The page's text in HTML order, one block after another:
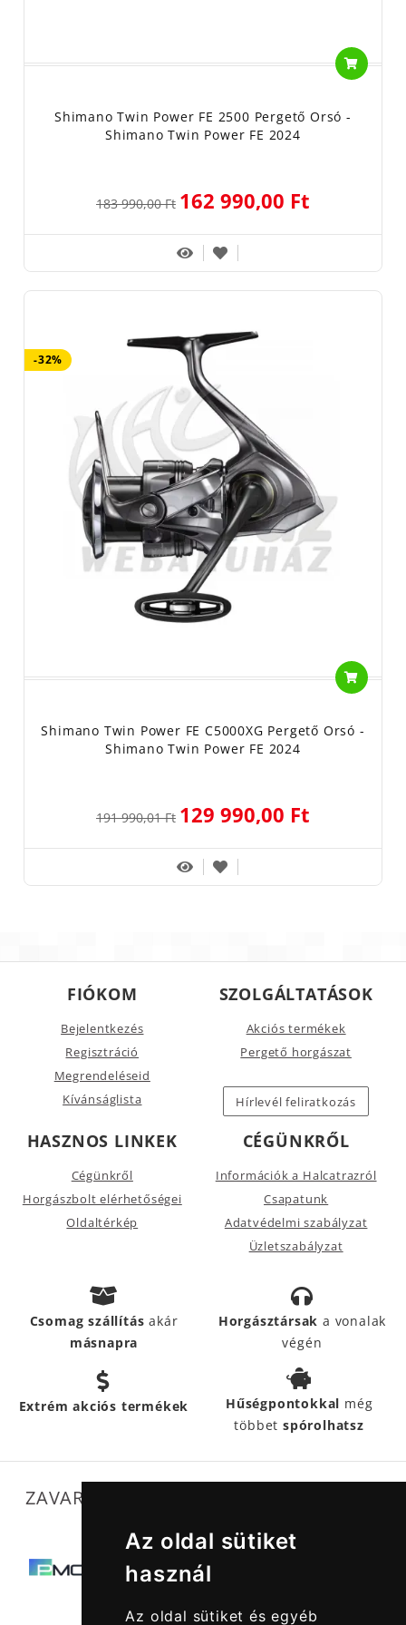
Az oldal sütiket
használ
Az oldal sütiket és egyéb
Shimano Twin Power FE 2500 Pergető Orsó -
Shimano Twin Power FE 2024
183 990,00 Ft 162 990,00 Ft
-32%
Shimano Twin Power FE C5000XG Pergető Orsó -
Shimano Twin Power FE 2024
191 990,01 Ft 129 990,00 Ft
FIÓKOM
Bejelentkezés
Regisztráció
Megrendeléseid
Kívánságlista
SZOLGÁLTATÁSOK
Akciós termékek
Pergető horgászat
Hírlevél feliratkozás
HASZNOS LINKEK
Cégünkről
Horgászbolt elérhetőségei
Oldaltérkép
CÉGÜNKRŐL
Információk a Halcatrazról
Csapatunk
Adatvédelmi szabályzat
Üzletszabályzat
Csomag szállításakár
másnapra
Horgásztársak a vonalak
végén
Extrém akciós termékek Hűségpontokkal még
többetspórolhatsz
ZAVARTALAN MŰKÖDÉSÜNKET SEGÍTIK